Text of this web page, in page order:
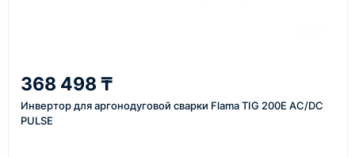
средний срок доставки по большинству поставок
368 498 ₸
Инвертор для аргонодуговой сварки Flama TIG 200E AC/DC
PULSE